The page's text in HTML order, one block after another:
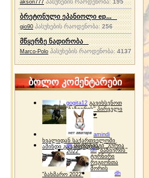
akson777 პასუხების რაოდენობა:195
ბრეტონული ეპანიოლი ep...
gio90 პასუხების რაოდენობა:256
მწყერზე ნადირობა
Marco-Polo პასუხების რაოდენობა:4137
ბოლო კომენტარები
gogita12 გავიხსენოთ
"ბაზიერის" პირველი
ტურნირი ❤
amindi
ხვალიდან საქართველოში
ამინდი გაუარესდება
dh სპორტინგი "გურია
2022"
dh "ბაზიერის"
ტურნირი
რეგიონთა
შორის
"ბახმარო 2022"
dh